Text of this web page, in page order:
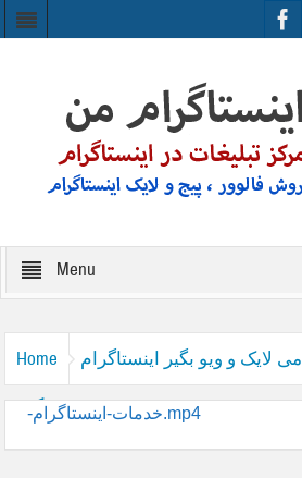
Menu
Home لایک و ویو بگیر اینستاگرام
خدمات اینستاگرام -خدمات-اینستاگرام.mp4